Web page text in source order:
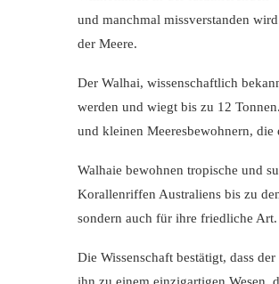
und manchmal missverstanden
der Meere.
Der Walhai, wissenschaftlich
werden und wiegt bis zu 12
und kleinen Meeresbewohnern,
Walhaie bewohnen tropische und
Korallenriffen Australiens bis zu
sondern auch für ihre friedliche Art.
Die Wissenschaft bestätigt, dass